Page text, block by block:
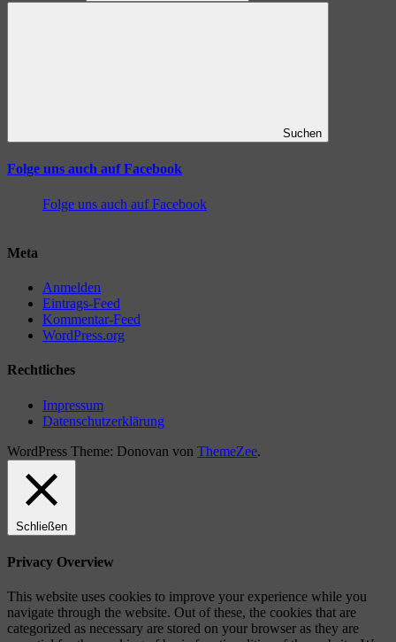
Suchen
Folge uns auch auf Facebook
Folge uns auch auf Facebook
Meta
Anmelden
Eintrags-Feed
Kommentar-Feed
WordPress.org
Rechtliches
Impressum
Datenschutzerklärung
WordPress Theme: Donovan von ThemeZee.
Schließen
Privacy Overview
This website uses cookies to improve your experience while you
navigate through the website. Out of these, the cookies that are
categorized as necessary are stored on your browser as they are